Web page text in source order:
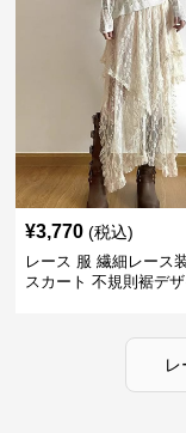
¥3,770 (税込)
レース 服 繊細レース
スカート 不規則裾デ
レ